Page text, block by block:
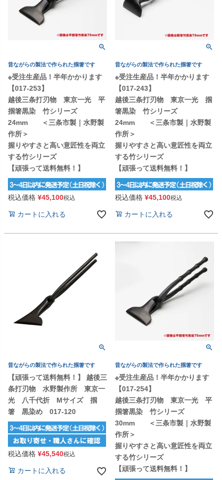
昔ながらの製法で作られた掴箸です
※受注生産品！半年かかります
【017-253】
越後三条打刃物 東京一光 平
掴箸黒染 竹シリーズ
24mm ＜三条市製｜水野製
作所＞
握りやすさと高い意匠性を両立
する竹シリーズ
【頑張って送料無料！】
税込価格 ¥45,100税込
カートに入れる
昔ながらの製法で作られた掴箸です
※受注生産品！半年かかります
【017-243】
越後三条打刃物 東京一光 掴
箸黒染 竹シリーズ
24mm ＜三条市製｜水野製
作所＞
握りやすさと高い意匠性を両立
する竹シリーズ
【頑張って送料無料！】
税込価格 ¥45,100税込
カートに入れる
昔ながらの製法で作られた掴箸です
【頑張って送料無料！】 越後三
条打刃物 水野製作所 東京一
光 八千代折 Mサイズ 掴
箸 黒染め 017-120
税込価格 ¥45,540税込
カートに入れる
昔ながらの製法で作られた掴箸です
※受注生産品！半年かかります
【017-254】
越後三条打刃物 東京一光 平
掴箸黒染 竹シリーズ
30mm ＜三条市製｜水野製
作所＞
握りやすさと高い意匠性を両立
する竹シリーズ
【頑張って送料無料！】